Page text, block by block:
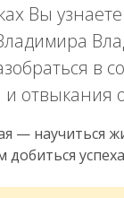
Вы
в
отвыкания
— научиться